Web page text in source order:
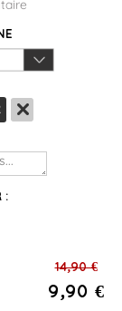
×
:
14,90 €
9,90 €